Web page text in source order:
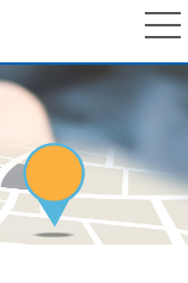
検索する